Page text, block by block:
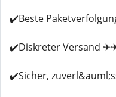
✔️Beste
✔️Diskreter Versand
✔️Sicher,